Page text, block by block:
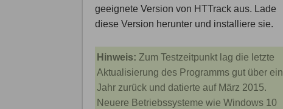
geeignete Version von HTTrack aus. Lade
diese Version herunter und installiere sie.
Hinweis: Zum Testzeitpunkt lag die letzte
Aktualisierung des Programms gut über ein
Jahr zurück und datierte auf März 2015.
Neuere Betriebssysteme wie Windows 10